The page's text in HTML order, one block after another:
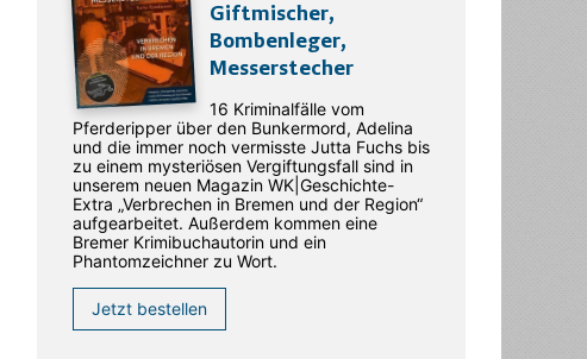
Giftmischer,
Bombenleger,
Messerstecher
16 Kriminalfälle vom
Pferderipper über den Bunkermord, Adelina
und die immer noch vermisste Jutta Fuchs bis
zu einem mysteriösen Vergiftungsfall sind in
unserem neuen Magazin WK|Geschichte-
Extra „Verbrechen in Bremen und der Region“
aufgearbeitet. Außerdem kommen eine
Bremer Krimibuchautorin und ein
Phantomzeichner zu Wort.
Jetzt bestellen